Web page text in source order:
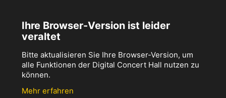
Ihre Browser-Version ist leider
veraltet
Bitte aktualisieren Sie Ihre Browser-Version, um
alle Funktionen der Digital Concert Hall nutzen zu
können.
Mehr erfahren